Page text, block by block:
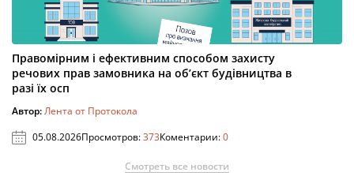
Правомірним і ефективним способом захисту
речових прав замовника на об’єкт будівництва в
разі їх осп
Автор:Лента от Протокола
05.08.2026Просмотров:373Коментарии:0
Смотреть все новости